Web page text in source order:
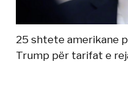
25 shtete amerikane
Trump për tarifat e